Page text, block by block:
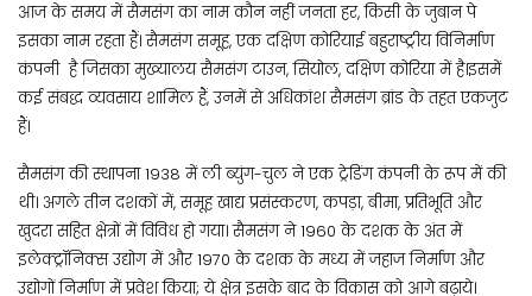
आज के समय में सैमसंग का नाम कौन नहीं जनता हर, किसी के जुबान पे
इसका नाम रहता हैं। सैमसंग समूह, एक दक्षिण कोरियाई बहुराष्ट्रीय विनिर्माण
कंपनी है जिसका मुख्यालय सैमसंग टाउन, सियोल, दक्षिण कोरिया में है।इसमें
कई संबद्ध व्यवसाय शामिल हैं, उनमें से अधिकांश सैमसंग ब्रांड के तहत एकजुट
हैं।
सैमसंग की स्थापना 1938 में ली ब्युंग-चुल ने एक ट्रेडिंग कंपनी के रूप में की
थी। अगले तीन दशकों में, समूह खाद्य प्रसंस्करण, कपड़ा, बीमा, प्रतिभूति और
खुदरा सहित क्षेत्रों में विविध हो गया। सैमसंग ने 1960 के दशक के अंत में
इलेक्ट्रॉनिक्स उद्योग में और 1970 के दशक के मध्य में जहाज निर्माण और
उद्योगों निर्माण में प्रवेश किया; ये क्षेत्र इसके बाद के विकास को आगे बढ़ाये।